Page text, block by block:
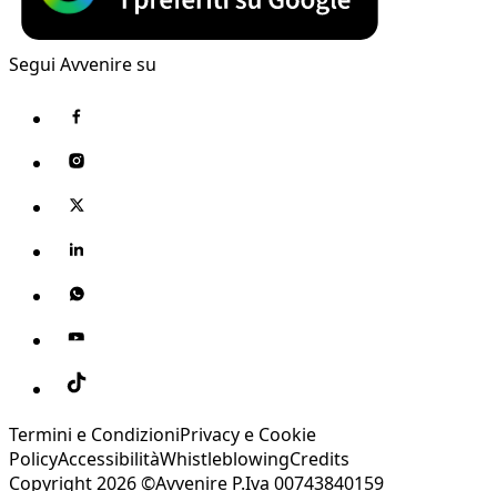
Segui Avvenire su
Termini e CondizioniPrivacy e Cookie
PolicyAccessibilitàWhistleblowingCredits
Copyright 2026 ©Avvenire P.Iva 00743840159